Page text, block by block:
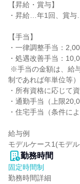
【昇給・賞与】
・昇給…年1回、賞与
【手当】
・一律調整手当：
・処遇改善手当：
制であれば年単位等
・所有資格に応じて
・通勤手当（上限
・住宅手当（条件によ
給与例
モデルケース1(モデ
勤務時間
固定時間制
勤務時間詳細